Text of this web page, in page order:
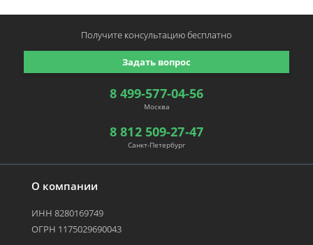
О компании
ИНН 8280169749
ОГРН 1175029690043
8 499-577-04-56
Москва
8 812 509-27-47
Санкт-Петербург
Задать вопрос
Получите консультациюбесплатно